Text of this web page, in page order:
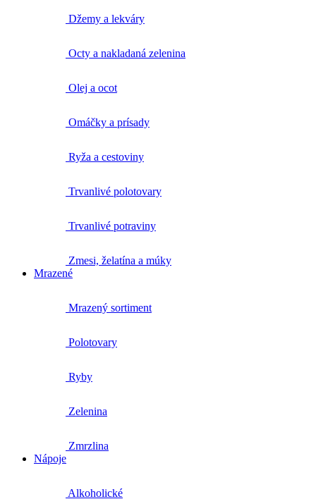
Džemy a lekváry
Octy a nakladaná zelenina
Olej a ocot
Omáčky a prísady
Ryža a cestoviny
Trvanlivé polotovary
Trvanlivé potraviny
Zmesi, želatína a múky
Mrazené
Mrazený sortiment
Polotovary
Ryby
Zelenina
Zmrzlina
Nápoje
Alkoholické